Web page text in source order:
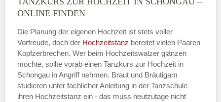
Montag
—
ÖFFNUNGSZEITEN HINZUFÜGEN
Dienstag
ONLINE FINDEN
Die Planung der eigenen Hochzeit ist stets voller
Vorfreude, doch der Hochzeitstanz bereitet vielen Paaren
Kopfzerbrechen. Wer beim Hochzeitswalzer glänzen
möchte, sollte vorab einen Tanzkurs zur Hochzeit in
Schongau in Angriff nehmen. Braut und Bräutigam
studieren unter fachlicher Anleitung in der Tanzschule
ihren Hochzeitstanz ein - das muss heutzutage nicht